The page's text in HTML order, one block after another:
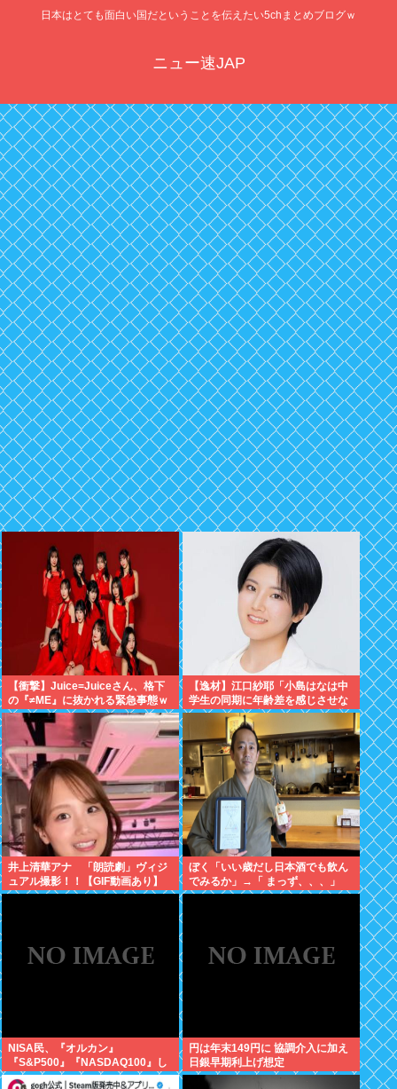
日本はとても面白い国だということを伝えたい5chまとめブログｗ
ニュー速JAP
【衝撃】Juice=Juiceさん、格下
の『≠ME』に抜かれる緊急事態ｗ
ｗｗｗｗｗｗｗｗｗｗｗ
【逸材】江口紗耶「小島はなは中
学生の同期に年齢差を感じさせな
いように気を遣っているが、同期
2人は気づ
井上清華アナ 「朗読劇」ヴィジ
ュアル撮影！！【GIF動画あり】
ぼく「いい歳だし日本酒でも飲ん
でみるか」→「 まっず、、、」
NISA民、『オルカン』
『S&P500』『NASDAQ100』し
か買わない
円は年末149円に 協調介入に加え
日銀早期利上げ想定